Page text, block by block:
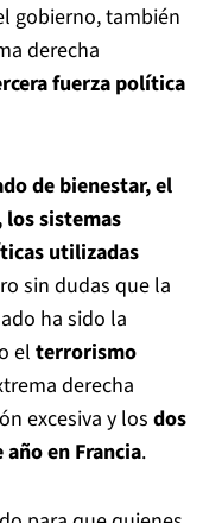
gobierno, también
derecha
fuerza política
de bienestar, el
los sistemas
utilizadas
sin dudas que la
ha sido la
el terrorismo
derecha
excesiva y los dos
en Francia.